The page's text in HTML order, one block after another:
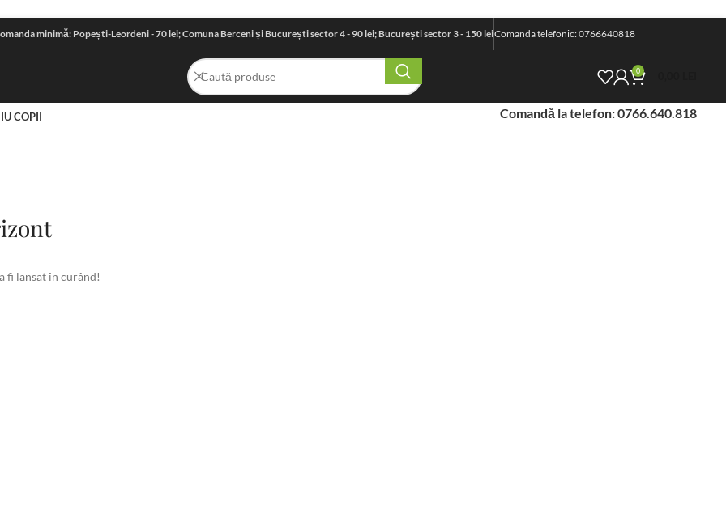
minimă: Popești-Leordeni - 70 lei; Comuna Berceni și București sector 4 - 90 lei; București sector 3 - 150 leiComanda telefonic: 0766640818
0
COPII Comandă la telefon: 0766.640.818
fi lansat în curând!